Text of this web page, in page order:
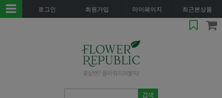
로그인 회원가입 마이페이지 최근본상품